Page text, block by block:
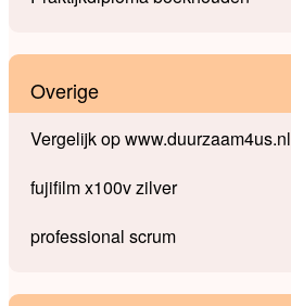
Overige
Vergelijk op www.duurzaam4us.nl
fujifilm x100v zilver
professional scrum